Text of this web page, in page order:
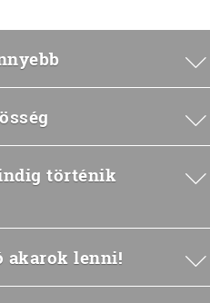
történik
akarok lenni!